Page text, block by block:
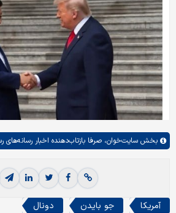
بخش سایت‌خوان، صرفا بازتاب‌دهنده اخبار
آمریکا جو بایدن دونال